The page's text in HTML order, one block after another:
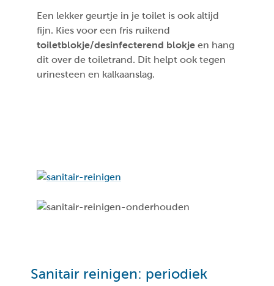
Een lekker geurtje in je toilet is ook altijd
fijn. Kies voor een fris ruikend
toiletblokje/desinfecterend blokje en hang
dit over de toiletrand. Dit helpt ook tegen
urinesteen en kalkaanslag.
Sanitair reinigen: periodiek